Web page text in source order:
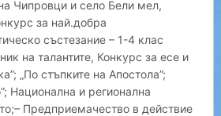
Чипровци и село Бели мел,
за най.добра
състезание – 1-4 клас
на талантите, Конкурс за есе и
„По стъпките на Апостола”;
Национална и регионална
Предприемачество в действие